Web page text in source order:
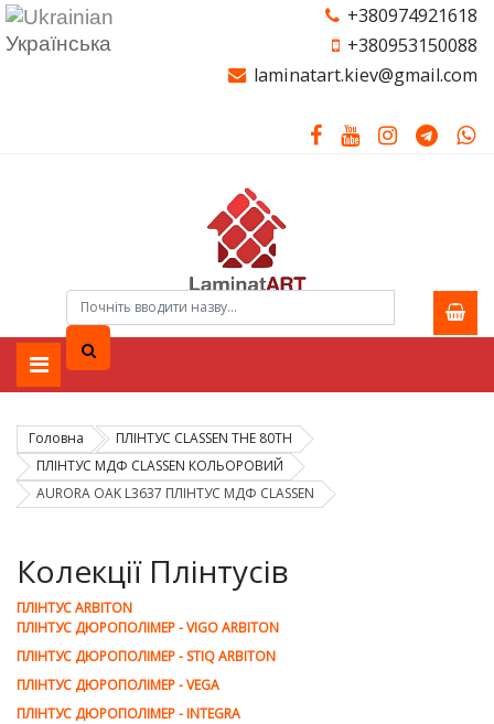
Українська
+380974921618
+380953150088
laminatart.kiev@gmail.com
Головна
ПЛІНТУС CLASSEN THE 80TH
ПЛІНТУС МДФ CLASSEN КОЛЬОРОВИЙ
AURORA OAK L3637 ПЛІНТУС МДФ CLASSEN
Колекції Плінтусів
ПЛІНТУС ARBITON
ПЛІНТУС ДЮРОПОЛІМЕР - VIGO ARBITON
ПЛІНТУС ДЮРОПОЛІМЕР - STIQ ARBITON
ПЛІНТУС ДЮРОПОЛІМЕР - VEGA
ПЛІНТУС ДЮРОПОЛІМЕР - INTEGRA